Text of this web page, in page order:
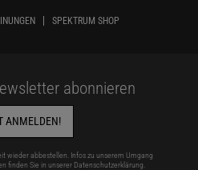
SPEKTRUM SHOP
abonnieren
ANMELDEN!
wieder abbestellen. Infos zu unserem Umgang
finden Sie in unserer Datenschutzerklärung